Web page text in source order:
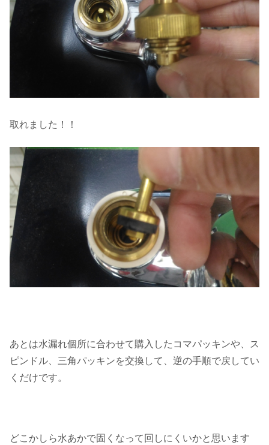
取れました！！
あとは水漏れ個所に合わせて購入したコマパッキンや、ス
ピンドル、三角パッキンを交換して、逆の手順で戻してい
くだけです。
どこかしら水あかで固くなって回しにくいかと思います